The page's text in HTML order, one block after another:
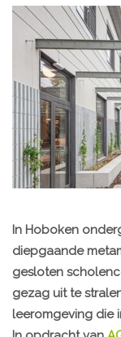
In Hoboken
diepgaande
gesloten
gezag uit te
leeromgeving die